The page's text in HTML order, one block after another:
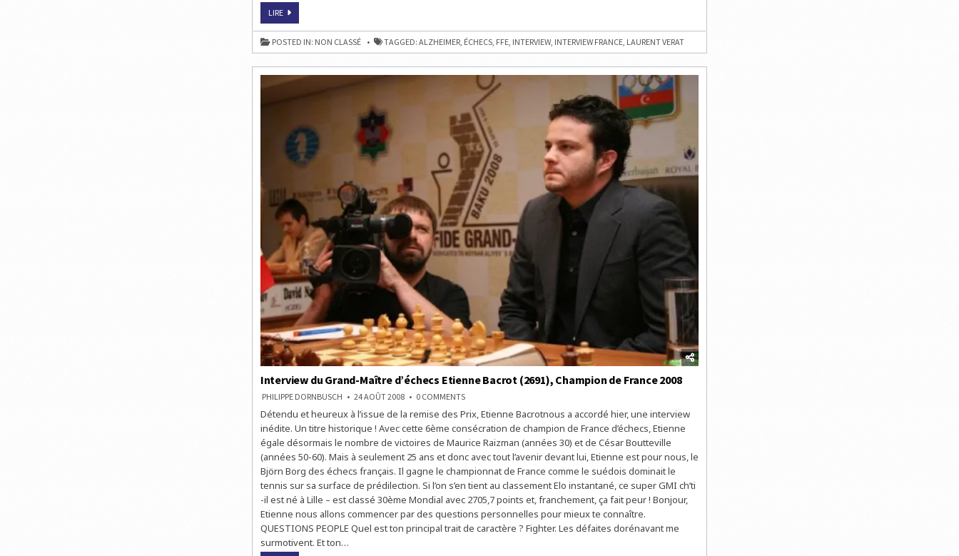
LIREL’INTERVIEW
LAURENT
VÉRAT,
DIRECTEUR
GÉNÉRAL
FÉDÉRATION
POSTED IN: NON CLASSÉ TAGGED: ALZHEIMER, ÉCHECS, FFE, INTERVIEW, INTERVIEW FRANCE, LAURENT VERAT
Interview du Grand-Maître d’échecs Etienne Bacrot (2691), Champion de France 2008
PHILIPPE DORNBUSCH 24 AOÛT 2008 0 COMMENTSON
DU
GRAND-
MAÎTRE
D’ÉCHECS
ETIENNE
BACROT
CHAMPION
DE
FRANCE
2008
Détendu et heureux à l’issue de la remise des Prix, Etienne Bacrotnous a accordé hier, une interview
inédite. Un titre historique ! Avec cette 6ème consécration de champion de France d’échecs, Etienne
égale désormais le nombre de victoires de Maurice Raizman (années 30) et de César Boutteville
(années 50-60). Mais à seulement 25 ans et donc avec tout l’avenir devant lui, Etienne est pour nous, le
Björn Borg des échecs français. Il gagne le championnat de France comme le suédois dominait le
tennis sur sa surface de prédilection. Si l’on s’en tient au classement Elo instantané, ce super GMI ch’ti
-il est né à Lille – est classé 30ème Mondial avec 2705,7 points et, franchement, ça fait peur ! Bonjour,
Etienne nous allons commencer par des questions personnelles pour mieux te connaître.
QUESTIONS PEOPLE Quel est ton principal trait de caractère ? Fighter. Les défaites dorénavant me
surmotivent. Et ton…